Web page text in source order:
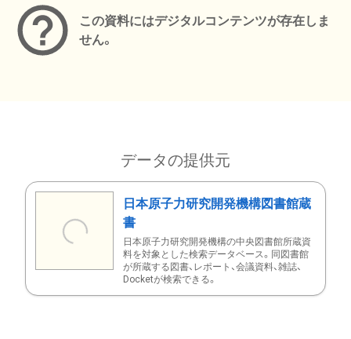
この資料にはデジタルコンテンツが存在しま
せん。
データの提供元
日本原子力研究開発機構図書館蔵
書
日本原子力研究開発機構の中央図書館所蔵資
料を対象とした検索データベース。同図書館
が所蔵する図書、レポート、会議資料、雑誌、
Docketが検索できる。